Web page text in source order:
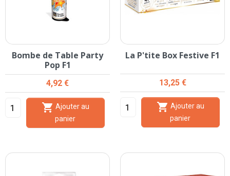
Bombe de Table Party
Pop F1
Prix
4,92 €

panier
La P'tite Box Festive F1
Prix
13,25 €

panier